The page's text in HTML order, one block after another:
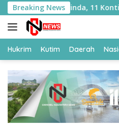
Langsung
ke
konten
Breaking News
Samarinda, 11 Kontingen
Hukrim Kutim Daerah